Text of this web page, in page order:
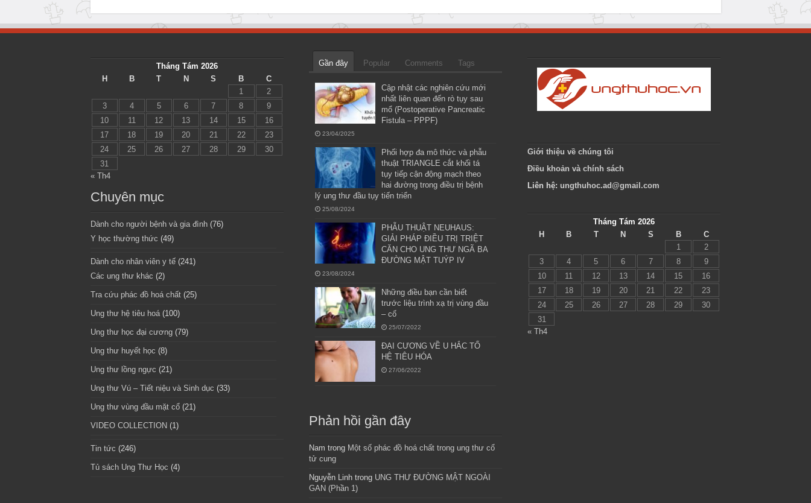
Tháng Tám 2026
H
B T N S B
C
1
2
3
4 5 6 7 8
9
10
11 12 13 14 15
16
17
18 19 20 21 22
23
24
25 26 27 28 29
30
31
« Th4
Chuyên mục
Dành cho người bệnh và gia đình(76)
Y học thường thức (49)
Dành cho nhân viên y tế(241)
Các ung thư khác (2)
Tra cứu phác đồ hoá chất(25)
Ung thư hệ tiêu hoá(100)
Ung thư học đại cương(79)
Ung thư huyết học (8)
Ung thư lồng ngực (21)
Ung thư Vú – Tiết niệu và Sinh dục (33)
Ung thư vùng đầu mặt cổ(21)
VIDEO COLLECTION (1)
Tin tức (246)
Tủ sách Ung Thư Học (4)
Gần đây Popular Comments Tags
Cập nhật các nghiên cứu mới
nhất liên quan đến rò tụy sau
mổ (Postoperative Pancreatic
Fistula – PPPF)
23/04/2025
Phối hợp đa mô thức và phẫu
thuật TRIANGLE cắt khối tá
tụy tiếp cận động mạch theo
hai đường trong điều trị bệnh
lý ung thư đầu tụy tiến triển
25/08/2024
PHẪU THUẬT NEUHAUS:
GIẢI PHÁP ĐIỀU TRỊ TRIỆT
CĂN CHO UNG THƯ NGÃ BA
ĐƯỜNG MẬT TUÝP IV
23/08/2024
Những điều bạn cần biết
trước liệu trình xạ trị vùng đầu
– cổ
25/07/2022
ĐẠI CƯƠNG VỀ U HẮC TỐ
HỆ TIÊU HÓA
27/06/2022
Phản hồi gần đây
Nam trong Một số phác đồ hoá chất trong ung thư cổ
tử cung
Nguyễn Linhtrong UNG THƯ ĐƯỜNG MẬT NGOÀI
GAN (Phần 1)
Giới thiệu về chúng tôi
Điều khoản và chính sách
Liên hệ: ungthuhoc.ad@gmail.com
Tháng Tám 2026
H
B T N S B
C
1
2
3
4 5 6 7 8
9
10
11 12 13 14 15
16
17
18 19 20 21 22
23
24
25 26 27 28 29
30
31
« Th4